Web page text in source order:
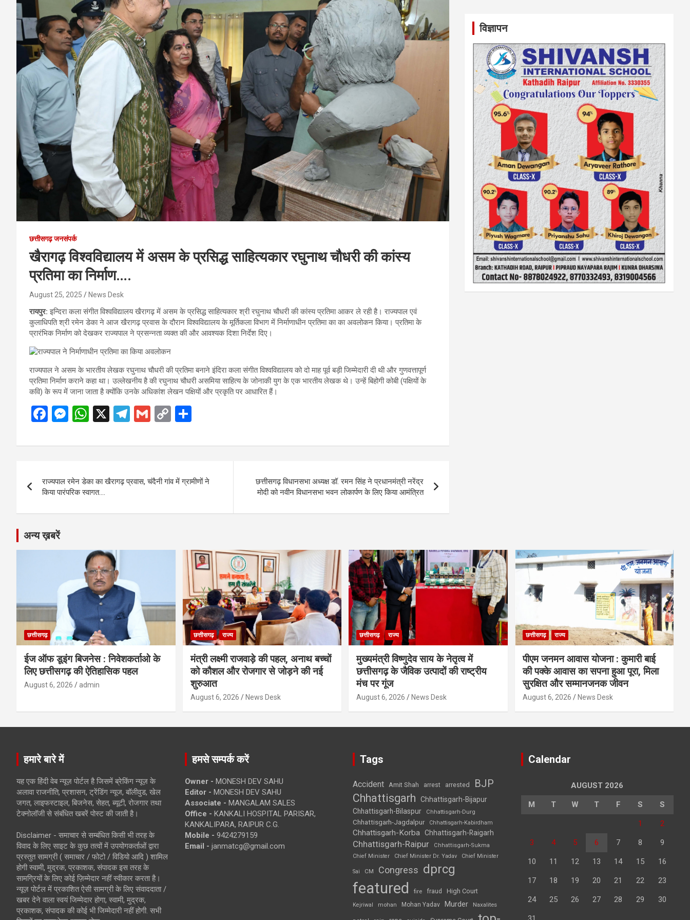
छत्तीसगढ़ जनसंपर्क
खैरागढ़ विश्वविद्यालय में असम के प्रसिद्ध साहित्यकार रघुनाथ चौधरी की कांस्य
प्रतिमा का निर्माण….
August 25, 2025 News Desk
रायपुर:इन्दिरा कला संगीत विश्वविद्यालय खैरागढ़ में असम के प्रसिद्ध साहित्यकार श्री रघुनाथ चौधरी की कांस्य प्रतिमा आकर ले रही है। राज्यपाल एवं
कुलाधिपति श्री रमेन डेका ने आज खैरागढ़ प्रवास के दौरान विश्वविद्यालय के मूर्तिकला विभाग में निर्माणाधीन प्रतिमा का का अवलोकन किया। प्रतिमा के
प्रारंभिक निर्माण को देखकर राज्यपाल ने प्रसन्नता व्यक्त की और आवश्यक दिशा निर्देश दिए।
राज्यपाल ने असम के भारतीय लेखक रघुनाथ चौधरी की प्रतिमा बनाने इंदिरा कला संगीत विश्वविद्यालय को दो माह पूर्व बड़ी जिम्मेदारी दी थी और गुणवत्तापूर्ण
प्रतिमा निर्माण कराने कहा था। उल्लेखनीय है की रघुनाथ चौधरी असमिया साहित्य के जोनाकी युग के एक भारतीय लेखक थे। उन्हें बिहोगी कोबी (पक्षियों के
कवि) के रूप में जाना जाता है क्योंकि उनके अधिकांश लेखन पक्षियों और प्रकृति पर आधारित हैं।
F
ce
o
o
k
M
se
g
er
W
at
A
p
p
X
T
e
a
G
ail
C
py
n
ar
navigation
राज्यपाल रमेन डेका का खैरागढ़ प्रवास, चंदैनी गांव में ग्रामीणों ने
किया पारंपरिक स्वागत….
छत्तीसगढ़ विधानसभा अध्यक्ष डॉ. रमन सिंह ने प्रधानमंत्री नरेंद्र
मोदी को नवीन विधानसभा भवन लोकार्पण के लिए किया आमंत्रित
विज्ञापन
अन्य ख़बरें
छत्तीसगढ़
ईज ऑफ डूइंग बिजनेस : निवेशकर्ताओ के
लिए छत्तीसगढ़ की ऐतिहासिक पहल
August 6, 2026 admin
छत्तीसगढ़ राज्य
मंत्री लक्ष्मी राजवाड़े की पहल, अनाथ बच्चों
को कौशल और रोजगार से जोड़ने की नई
शुरुआत
August 6, 2026 News Desk
छत्तीसगढ़ राज्य
मुख्यमंत्री विष्णुदेव साय के नेतृत्व में
छत्तीसगढ़ के जैविक उत्पादों की राष्ट्रीय
मंच पर गूंज
August 6, 2026 News Desk
छत्तीसगढ़ राज्य
पीएम जनमन आवास योजना : कुमारी बाई
की पक्के आवास का सपना हुआ पूरा, मिला
सुरक्षित और सम्मानजनक जीवन
August 6, 2026 News Desk
हमारे बारे में
यह एक हिंदी वेब न्यूज़ पोर्टल है जिसमें ब्रेकिंग न्यूज़ के
अलावा राजनीति, प्रशासन, ट्रेंडिंग न्यूज, बॉलीवुड, खेल
जगत, लाइफस्टाइल, बिजनेस, सेहत, ब्यूटी, रोजगार तथा
टेक्नोलॉजी से संबंधित खबरें पोस्ट की जाती है।
Disclaimer - समाचार से सम्बंधित किसी भी तरह के
विवाद के लिए साइट के कुछ तत्वों में उपयोगकर्ताओं द्वारा
प्रस्तुत सामग्री ( समाचार / फोटो / विडियो आदि ) शामिल
होगी स्वामी, मुद्रक, प्रकाशक, संपादक इस तरह के
सामग्रियों के लिए कोई ज़िम्मेदार नहीं स्वीकार करता है।
न्यूज़ पोर्टल में प्रकाशित ऐसी सामग्री के लिए संवाददाता /
खबर देने वाला स्वयं जिम्मेदार होगा, स्वामी, मुद्रक,
प्रकाशक, संपादक की कोई भी जिम्मेदारी नहीं होगी. सभी
हमसे सम्पर्क करें
Owner - MONESH DEV SAHU
Editor - MONESH DEV SAHU
Associate - MANGALAM SALES
Office - KANKALI HOSPITAL PARISAR,
KANKALIPARA, RAIPUR C.G.
Mobile - 9424279159
Email - janmatcg@gmail.com
Tags
Accident Amit Shah arrest arrested BJP
Chhattisgarh
Chhattisgarh-Bijapur
Chhattisgarh-Bilaspur
Chhattisgarh-Durg
Chhattisgarh-Jagdalpur Chhattisgarh-Kabirdham
Chhattisgarh-Korba Chhattisgarh-Raigarh
Chhattisgarh-Raipur
Chhattisgarh-Sukma
Chief Minister
Chief Minister Dr. Yadav Chief Minister
Sai CM Congress dprcg
featured fire fraud High Court
Kejriwal mohan Mohan Yadav Murder Naxalites
Calendar
AUGUST 2026
M T W T F S S
1 2
3 4 5 6 7 8 9
10 11 12 13 14 15 16
17 18 19 20 21 22 23
24 25 26 27 28 29 30